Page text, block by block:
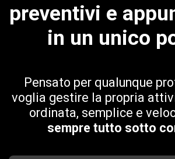
preventivi e
in un unico
Pensato per qualunque
voglia gestire la propria
ordinata, semplice e
sempre tutto sotto